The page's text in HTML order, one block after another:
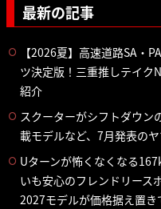
最新の記事
【2026夏】高速道路SA・
ツ決定版！三重推しテイク
紹介
スクーターがシフトダウン
載モデルなど、7月発表の
Uターンが怖くなくなる
いも安心のフレンドリース
2027モデルが価格据え置